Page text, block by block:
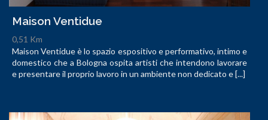
Maison Ventidue
0,51 Km
Maison Ventidue è lo spazio espositivo e performativo, intimo e
domestico che a Bologna ospita artisti che intendono lavorare
e presentare il proprio lavoro in un ambiente non dedicato e [...]